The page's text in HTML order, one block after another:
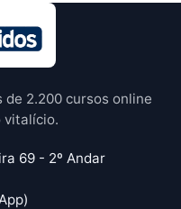
de 2.200 cursos online
vitalício.
69 - 2º Andar